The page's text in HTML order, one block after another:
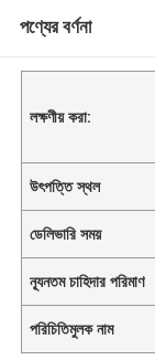
পণ্যের বর্ণনা
লক্ষণীয় করা:
উৎপত্তি স্থল
ডেলিভারি সময়
ন্যূনতম চাহিদার পরিমাণ
পরিচিতিমুলক নাম